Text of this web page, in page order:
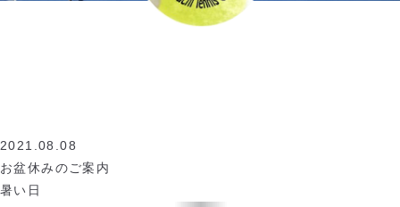
2021.08.08
お盆休みのご案内
暑い日